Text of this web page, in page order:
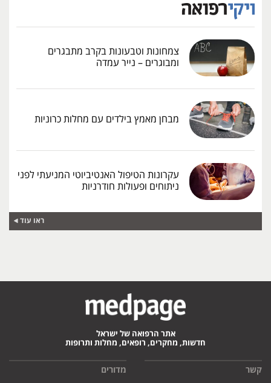
צמחונות וטבעונות בקרב מתבגרים
ומבוגרים – נייר עמדה
מבחן מאמץ בילדים עם מחלות כרוניות
עקרונות הטיפול האנטיביוטי המניעתי לפני
ניתוחים ופעולות חודרניות
ראו עוד
אתר הרפואה של ישראל
חדשות, מחקרים, רופאים, מחלות ותרופות
קשר מדורים